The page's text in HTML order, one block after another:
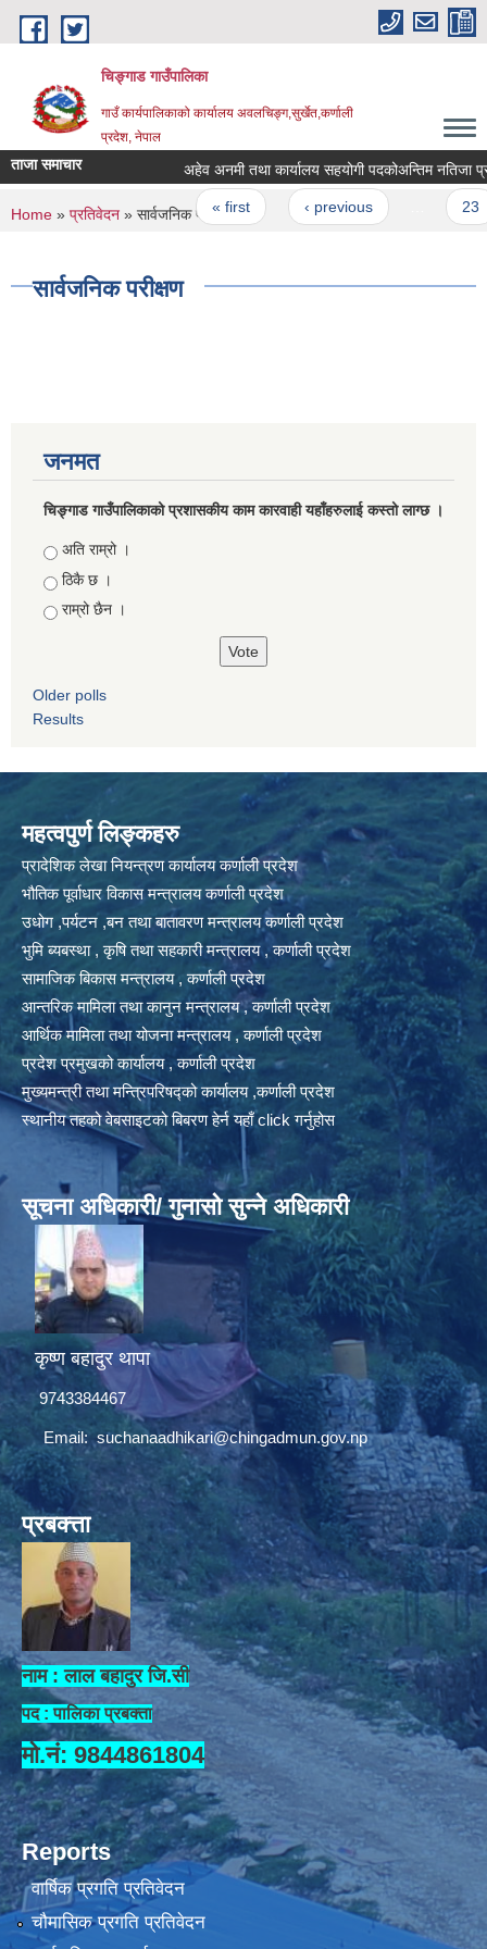
Skip to main content
चिङ्गाड गाउँपालिका
गाउँ कार्यपालिकाको कार्यालय अवलचिङ्ग,सुर्खेत,कर्णाली
प्रदेश, नेपाल
ताजा समाचार अहेव अनमी तथा कार्यालय सहयोगी पदकोअन्तिम नतिजा
Pages
« first ‹ previous
You are here
Home » प्रतिवेदन » सार्वजनिक परीक्षण
सार्वजनिक परीक्षण
जनमत
चिङ्गाड गाउँपालिकाको प्रशासकीय काम कारवाही यहाँहरुलाई कस्तो लाग्छ ।
Choices
अति राम्रो ।
ठिकै छ ।
राम्रो छैन ।
Older polls
Results
महत्वपुर्ण लिङ्कहरु
प्रादेशिक लेखा नियन्त्रण कार्यालय कर्णाली प्रदेश
भौतिक पूर्वाधार विकास मन्त्रालय कर्णाली प्रदेश
उधोग ,पर्यटन ,बन तथा बातावरण मन्त्रालय कर्णाली प्रदेश
भुमि ब्यबस्था , कृषि तथा सहकारी मन्त्रालय , कर्णाली प्रदेश
सामाजिक बिकास मन्त्रालय , कर्णाली प्रदेश
आन्तरिक मामिला तथा कानुन मन्त्रालय , कर्णाली प्रदेश
आर्थिक मामिला तथा योजना मन्त्रालय , कर्णाली प्रदेश
प्रदेश प्रमुखको कार्यालय , कर्णाली प्रदेश
मुख्यमन्त्री तथा मन्त्रिपरिषद्को कार्यालय ,कर्णाली प्रदेश
स्थानीय तहको वेबसाइटको बिबरण हेर्न यहाँ click गर्नुहोस
सूचना अधिकारी/ गुनासो सुन्ने अधिकारी
कृष्ण बहादुर थापा
9743384467
Email:suchanaadhikari@chingadmun.gov.np
प्रबक्त्ता
नाम : लाल बहादुर जि.सी
पद : पालिका प्रबक्ता
मो.नं: 9844861804
Reports
वार्षिक प्रगति प्रतिवेदन
चौमासिक प्रगति प्रतिवेदन